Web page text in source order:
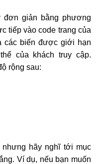
đơn giản bằng phương
tiếp vào code trang của
các biến được giới hạn
của khách truy cập.
rộng sau:
hãy nghĩ tới mục
Ví dụ, nếu bạn muốn